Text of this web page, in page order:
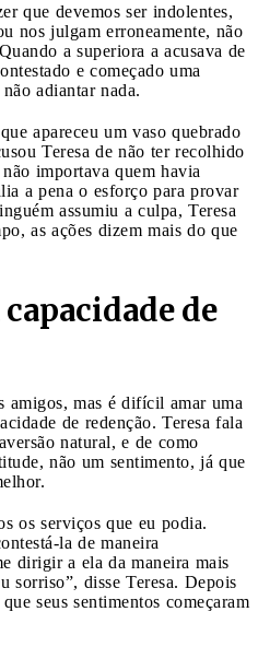
que devemos ser indolentes,
nos julgam erroneamente, não
a superiora a acusava de
e começado uma
adiantar nada.
apareceu um vaso quebrado
Teresa de não ter recolhido
importava quem havia
a pena o esforço para provar
assumiu a culpa, Teresa
as ações dizem mais do que
de
amigos, mas é difícil amar uma
de redenção. Teresa fala
natural, e de como
não um sentimento, já que
os serviços que eu podia.
la de maneira
dirigir a ela da maneira mais
sorriso”, disse Teresa. Depois
seus sentimentos começaram